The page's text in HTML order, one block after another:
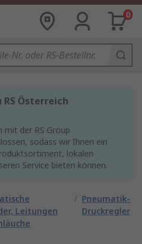
0
RS Österreich
mit der RS Group
sodass wir Ihnen ein
lokalen
Service bieten können.
Leitungen
/ Pneumatik-
Druckregler